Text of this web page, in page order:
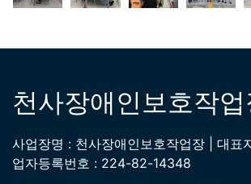
천사장애인보호작
사업장명 : 천사장애인보호작업장 | 대표
업자등록번호 : 224-82-14348